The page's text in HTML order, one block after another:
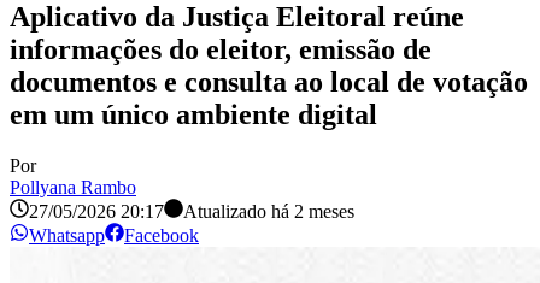
Aplicativo da Justiça Eleitoral reúne
informações do eleitor, emissão de
documentos e consulta ao local de votação
em um único ambiente digital
Por
Pollyana Rambo
27/05/2026 20:17
Atualizado há 2 meses
Whatsapp
Facebook